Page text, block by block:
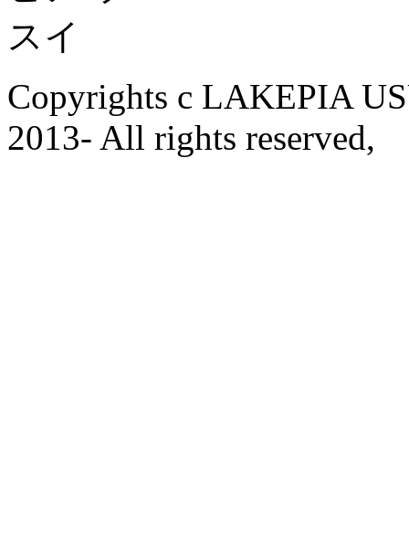
Copyrights c LAKEPIA
2013- All rights reserved,